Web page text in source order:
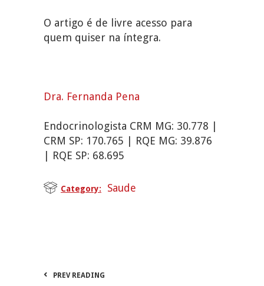
O artigo é de livre acesso para
quem quiser na íntegra.
Dra. Fernanda Pena
Endocrinologista CRM MG: 30.778 |
CRM SP: 170.765 | RQE MG: 39.876
| RQE SP: 68.695
Category: Saude
PREV READING